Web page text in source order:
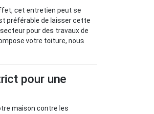
cet entretien peut se
préférable de laisser cette
pour des travaux de
votre toiture, nous
pour une
maison contre les